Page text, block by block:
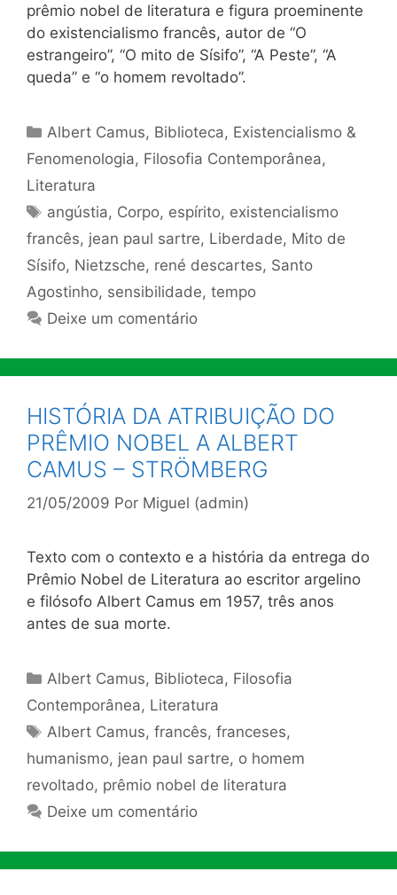
prêmio nobel de literatura e figura proeminente
do existencialismo francês, autor de “O
estrangeiro”, “O mito de Sísifo”, “A Peste”, “A
queda” e “o homem revoltado”.
Categorias
Albert Camus, Biblioteca, Existencialismo &
Fenomenologia, Filosofia Contemporânea,
Literatura
Tags
angústia, Corpo, espírito, existencialismo
francês, jean paul sartre, Liberdade, Mito de
Sísifo, Nietzsche, rené descartes, Santo
Agostinho, sensibilidade, tempo
Deixe um comentário
HISTÓRIA DA ATRIBUIÇÃO DO
PRÊMIO NOBEL A ALBERT
CAMUS – STRÖMBERG
21/05/2009 Por Miguel (admin)
Texto com o contexto e a história da entrega do
Prêmio Nobel de Literatura ao escritor argelino
e filósofo Albert Camus em 1957, três anos
antes de sua morte.
Categorias
Albert Camus, Biblioteca, Filosofia
Contemporânea, Literatura
Tags
Albert Camus,francês,franceses,
humanismo, jean paul sartre, o homem
revoltado, prêmio nobel de literatura
Deixe um comentário